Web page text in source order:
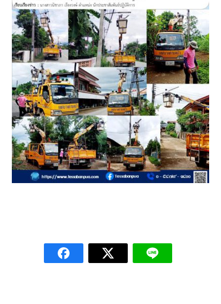
Amante Baristro Hotel & Cafe’ @Pua
C View Home
Deply
Go Hight ‘O Village
HOMU Villa
Montha Residence
Shanti – Retreat
กรีนฮิลล์รีสอร์ท
ก๋างโต้งคอฟฟี่รีสอร์ท
ตูบฮิมโต้งโฮมสเตย์